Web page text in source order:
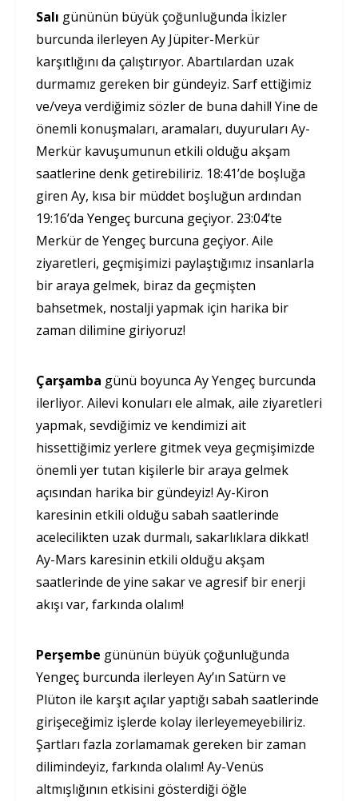
Salı gününün büyük çoğunluğunda İkizler
burcunda ilerleyen Ay Jüpiter-Merkür
karşıtlığını da çalıştırıyor. Abartılardan uzak
durmamız gereken bir gündeyiz. Sarf ettiğimiz
ve/veya verdiğimiz sözler de buna dahil! Yine de
önemli konuşmaları, aramaları, duyuruları Ay-
Merkür kavuşumunun etkili olduğu akşam
saatlerine denk getirebiliriz. 18:41’de boşluğa
giren Ay, kısa bir müddet boşluğun ardından
19:16’da Yengeç burcuna geçiyor. 23:04’te
Merkür de Yengeç burcuna geçiyor. Aile
ziyaretleri, geçmişimizi paylaştığımız insanlarla
bir araya gelmek, biraz da geçmişten
bahsetmek, nostalji yapmak için harika bir
zaman dilimine giriyoruz!
Çarşamba günü boyunca Ay Yengeç burcunda
ilerliyor. Ailevi konuları ele almak, aile ziyaretleri
yapmak, sevdiğimiz ve kendimizi ait
hissettiğimiz yerlere gitmek veya geçmişimizde
önemli yer tutan kişilerle bir araya gelmek
açısından harika bir gündeyiz! Ay-Kiron
karesinin etkili olduğu sabah saatlerinde
acelecilikten uzak durmalı, sakarlıklara dikkat!
Ay-Mars karesinin etkili olduğu akşam
saatlerinde de yine sakar ve agresif bir enerji
akışı var, farkında olalım!
Perşembe gününün büyük çoğunluğunda
Yengeç burcunda ilerleyen Ay’ın Satürn ve
Plüton ile karşıt açılar yaptığı sabah saatlerinde
girişeceğimiz işlerde kolay ilerleyemeyebiliriz.
Şartları fazla zorlamamak gereken bir zaman
dilimindeyiz, farkında olalım! Ay-Venüs
altmışlığının etkisini gösterdiği öğle